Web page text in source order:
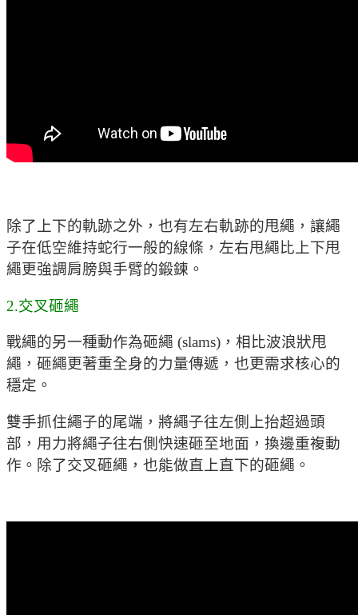
除了上下的軌跡之外，也有左右軌跡的甩繩，讓繩
子在低空維持蛇行一般的線條，左右甩繩比上下甩
繩更強調肩膀與手臂的鍛鍊。
2.交叉砸繩
戰繩的另一種動作為砸繩 (slams)，相比波浪狀甩
繩，砸繩更著重全身的力量傳遞，也更需求核心的
穩定。
雙手抓住繩子的尾端，將繩子往左側上抬超過頭
部，用力將繩子往右側快速砸至地面，換邊重複動
作。除了交叉砸繩，也能做直上直下的砸繩。